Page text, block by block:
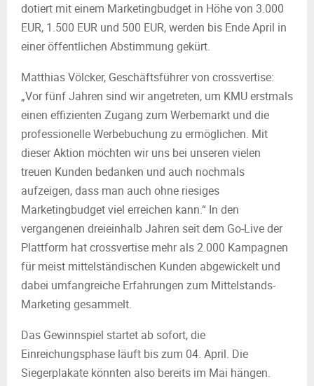
dotiert mit einem Marketingbudget in Höhe von 3.000
EUR, 1.500 EUR und 500 EUR, werden bis Ende April in
einer öffentlichen Abstimmung gekürt.
Matthias Völcker, Geschäftsführer von crossvertise:
„Vor fünf Jahren sind wir angetreten, um KMU erstmals
einen effizienten Zugang zum Werbemarkt und die
professionelle Werbebuchung zu ermöglichen. Mit
dieser Aktion möchten wir uns bei unseren vielen
treuen Kunden bedanken und auch nochmals
aufzeigen, dass man auch ohne riesiges
Marketingbudget viel erreichen kann.“ In den
vergangenen dreieinhalb Jahren seit dem Go-Live der
Plattform hat crossvertise mehr als 2.000 Kampagnen
für meist mittelständischen Kunden abgewickelt und
dabei umfangreiche Erfahrungen zum Mittelstands-
Marketing gesammelt.
Das Gewinnspiel startet ab sofort, die
Einreichungsphase läuft bis zum 04. April. Die
Siegerplakate könnten also bereits im Mai hängen.